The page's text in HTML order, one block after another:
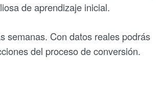
de aprendizaje inicial.
semanas. Con datos reales podrás
del proceso de conversión.